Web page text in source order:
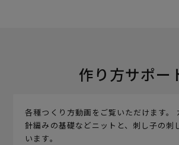
作り方サポー
各種つくり方動画をご覧いただけます。
針編みの基礎などニットと、刺し子の刺
います。